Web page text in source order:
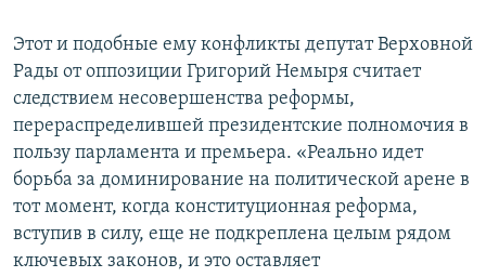
Этот и подобные ему конфликты депутат Верховной
Рады от оппозиции Григорий Немыря считает
следствием несовершенства реформы,
перераспределившей президентские полномочия в
пользу парламента и премьера. «Реально идет
борьба за доминирование на политической арене в
тот момент, когда конституционная реформа,
вступив в силу, еще не подкреплена целым рядом
ключевых законов, и это оставляет